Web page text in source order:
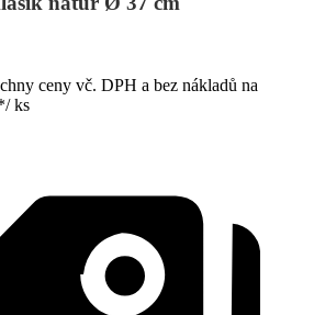
ceny vč. DPH a bez nákladů na
/ ks